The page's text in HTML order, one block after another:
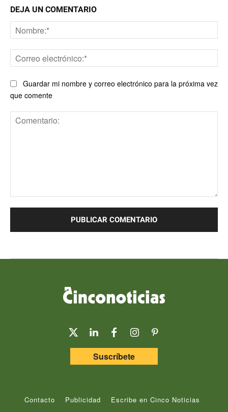
DEJA UN COMENTARIO
Guardar mi nombre y correo electrónico para la próxima vez
que comente
Suscríbete
Contacto Publicidad
Escribe en Cinco Noticias